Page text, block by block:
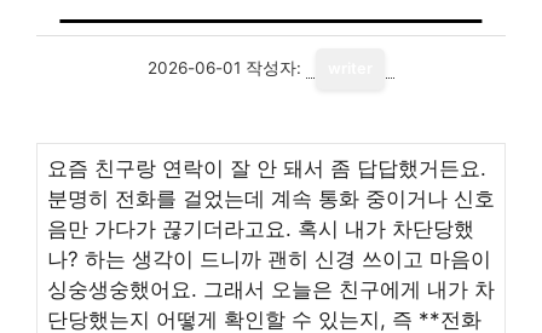
2026-06-01 작성자:
요즘 친구랑 연락이 잘 안 돼서 좀 답답했거든요.
분명히 전화를 걸었는데 계속 통화 중이거나 신호
음만 가다가 끊기더라고요. 혹시 내가 차단당했
나? 하는 생각이 드니까 괜히 신경 쓰이고 마음이
싱숭생숭했어요. 그래서 오늘은 친구에게 내가 차
단당했는지 어떻게 확인할 수 있는지, 즉 **전화